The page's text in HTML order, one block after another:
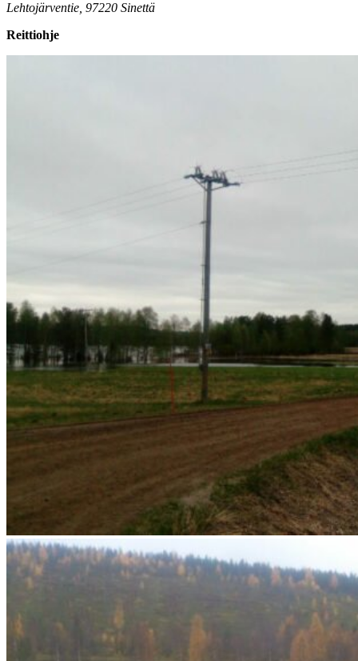
Lehtojärventie, 97220 Sinettä
Reittiohje